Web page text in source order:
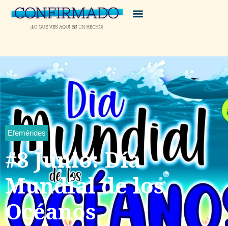
Efemérides
#8 Junio: Día
Mundial de los
Océanos